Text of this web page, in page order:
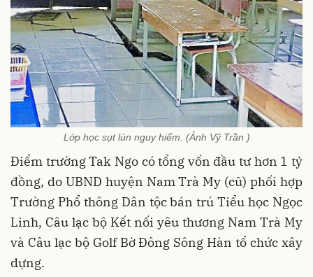
Lớp học sụt lún nguy hiểm. (Ảnh Vỹ Trần )
Điểm trường Tak Ngo có tổng vốn đầu tư hơn 1 tỷ
đồng, do UBND huyện Nam Trà My (cũ) phối hợp
Trường Phổ thông Dân tộc bán trú Tiểu học Ngọc
Linh, Câu lạc bộ Kết nối yêu thương Nam Trà My
và Câu lạc bộ Golf Bờ Đông Sông Hàn tổ chức xây
dựng.